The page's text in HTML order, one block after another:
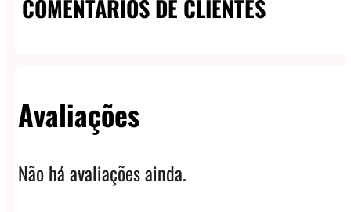
COMENTÁRIOS DE CLIENTES
Avaliações
Não há avaliações ainda.